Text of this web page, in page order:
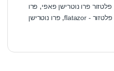
פלטזור פרו נוטרישן פאפי, פרו
פלטזור - flatazor , פרו נוטרישן